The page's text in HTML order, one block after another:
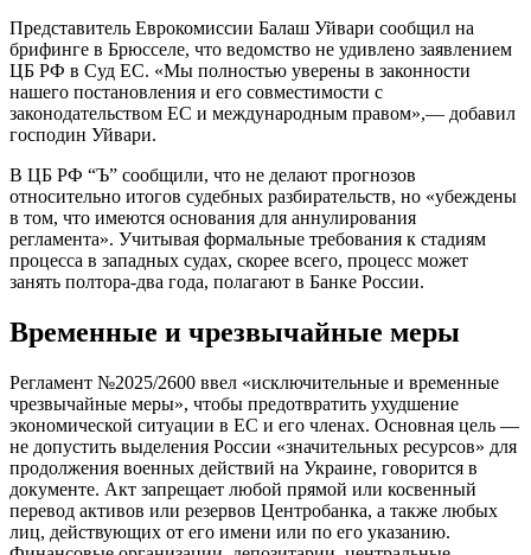
Представитель Еврокомиссии Балаш Уйвари сообщил на
брифинге в Брюсселе, что ведомство не удивлено заявлением
ЦБ РФ в Суд ЕС. «Мы полностью уверены в законности
нашего постановления и его совместимости с
законодательством ЕС и международным правом»,— добавил
господин Уйвари.
В ЦБ РФ “Ъ” сообщили, что не делают прогнозов
относительно итогов судебных разбирательств, но «убеждены
в том, что имеются основания для аннулирования
регламента». Учитывая формальные требования к стадиям
процесса в западных судах, скорее всего, процесс может
занять полтора-два года, полагают в Банке России.
Временные и чрезвычайные меры
Регламент №2025/2600 ввел «исключительные и временные
чрезвычайные меры», чтобы предотвратить ухудшение
экономической ситуации в ЕС и его членах. Основная цель —
не допустить выделения России «значительных ресурсов» для
продолжения военных действий на Украине, говорится в
документе. Акт запрещает любой прямой или косвенный
перевод активов или резервов Центробанка, а также любых
лиц, действующих от его имени или по его указанию.